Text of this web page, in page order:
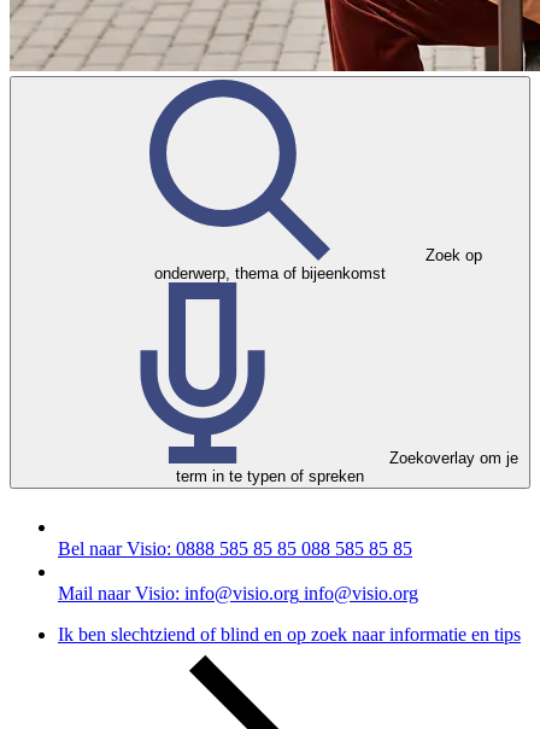
Zoek op
onderwerp, thema of bijeenkomst
Zoekoverlay om je
term in te typen of spreken
Bel naar Visio: 0888 585 85 85 088 585 85 85
Mail naar Visio: info@visio.org info@visio.org
Ik ben slechtziend of blind en op zoek naar informatie en tips